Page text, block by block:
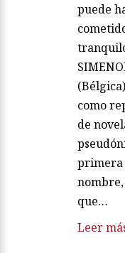
puede
como
de
primera
que…
Leer